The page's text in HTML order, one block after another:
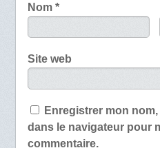
Nom *
Site web
Enregistrer mon
dans le navigateur pour
commentaire.